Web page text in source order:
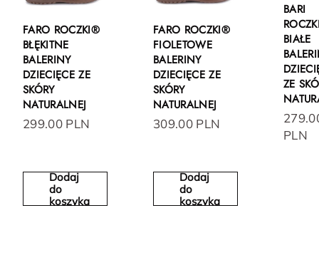
FARO ROCZKI®
BŁĘKITNE
BALERINY
DZIECIĘCE ZE
SKÓRY
NATURALNEJ
299.00 PLN
Dodaj
do
koszyka
FARO ROCZKI®
FIOLETOWE
BALERINY
DZIECIĘCE ZE
SKÓRY
NATURALNEJ
309.00 PLN
Dodaj
do
koszyka
BARI
BIAŁE
ZE
PLN